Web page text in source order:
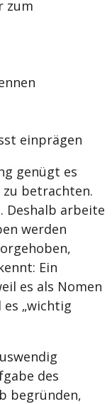
zum
einprägen
genügt es
betrachten.
Deshalb arbeite
werden
Ein
es als Nomen
„wichtig
des
begründen,